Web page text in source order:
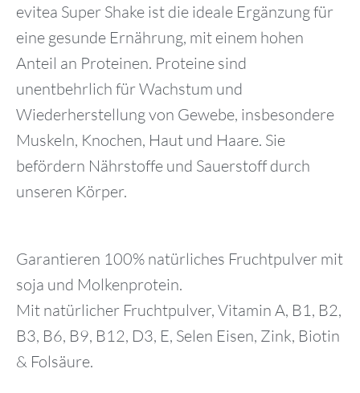
evitea Super Shake ist die ideale Ergänzung für
eine gesunde Ernährung, mit einem hohen
Anteil an Proteinen. Proteine sind
unentbehrlich für Wachstum und
Wiederherstellung von Gewebe, insbesondere
Muskeln, Knochen, Haut und Haare. Sie
befördern Nährstoffe und Sauerstoff durch
unseren Körper.
Garantieren 100% natürliches Fruchtpulver mit
soja und Molkenprotein.
Mit natürlicher Fruchtpulver, Vitamin A, B1, B2,
B3, B6, B9, B12, D3, E, Selen Eisen, Zink, Biotin
& Folsäure.